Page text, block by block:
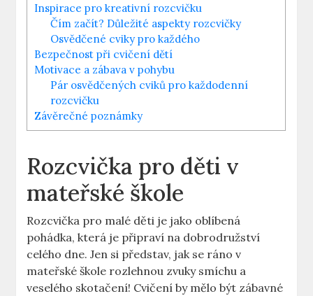
Inspirace pro kreativní rozcvičku
Čím začít? Důležité aspekty rozcvičky
Osvědčené cviky pro každého
Bezpečnost při cvičení dětí
Motivace a zábava v pohybu
Pár osvědčených cviků pro každodenní
rozcvičku
Závěrečné poznámky
Rozcvička pro děti v
mateřské škole
Rozcvička pro malé děti je jako oblíbená
pohádka, která je připraví na dobrodružství
celého dne. Jen si představ, jak se ráno v
mateřské škole rozlehnou zvuky smíchu a
veselého skotačení! Cvičení by mělo být zábavné